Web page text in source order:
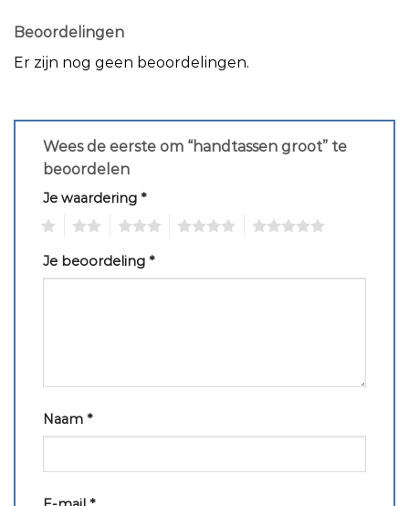
Beoordelingen
Er zijn nog geen beoordelingen.
Wees de eerste om “handtassen groot” te
beoordelen
Je waardering *
Je beoordeling *
Naam *